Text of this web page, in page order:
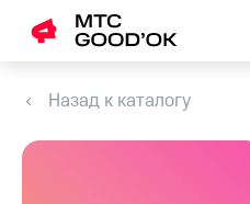
Назад к каталогу